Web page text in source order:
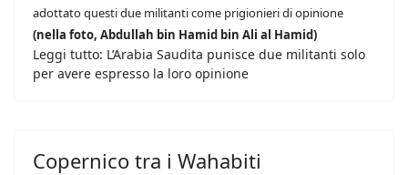
adottato questi due militanti come prigionieri di opinione
(nella foto, Abdullah bin Hamid bin Ali al Hamid)
Leggi tutto: L’Arabia Saudita punisce due militanti solo
per avere espresso la loro opinione
Copernico tra i Wahabiti